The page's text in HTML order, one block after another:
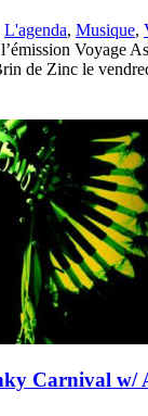
L'agenda, Musique,
Voyage
de Zinc le
Carnival w/